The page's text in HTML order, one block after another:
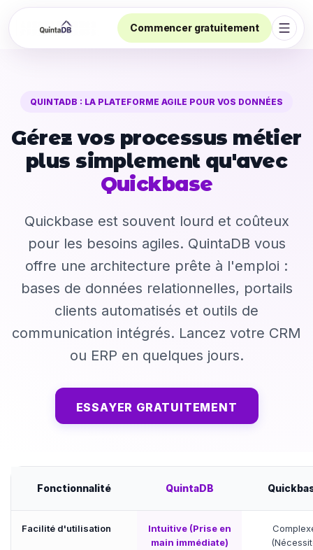
Commencer gratuitement
QUINTADB : LA PLATEFORME AGILE POUR VOS DONNÉES
Gérez vos processus métier
plus simplement qu'avec
Quickbase
Quickbase est souvent lourd et coûteux
pour les besoins agiles. QuintaDB vous
offre une architecture prête à l'emploi :
bases de données relationnelles, portails
clients automatisés et outils de
communication intégrés. Lancez votre CRM
ou ERP en quelques jours.
ESSAYER GRATUITEMENT
Fonctionnalité QuintaDB
Facilité d'utilisation
Intuitive (Prise en
main immédiate)